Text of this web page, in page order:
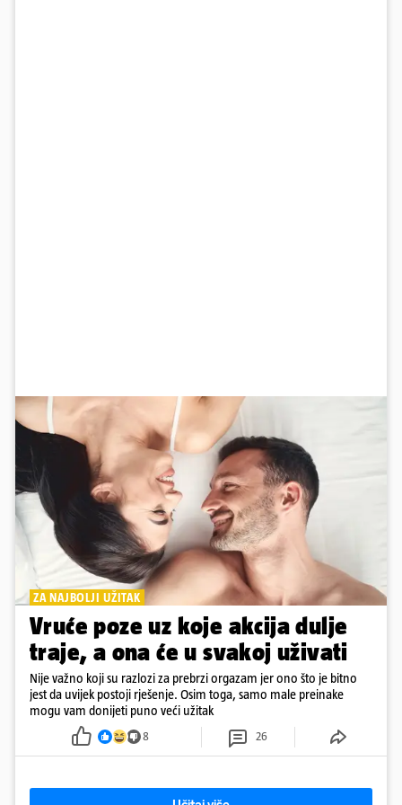
ZA NAJBOLJI UŽITAK
Vruće poze uz koje akcija dulje
traje, a ona će u svakoj uživati
Nije važno koji su razlozi za prebrzi orgazam jer ono što je bitno
jest da uvijek postoji rješenje. Osim toga, samo male preinake
mogu vam donijeti puno veći užitak
8 26